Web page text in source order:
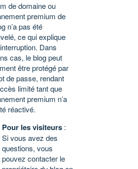
de domaine ou
premium de
n’a pas été
ce qui explique
Dans
cas, le blog peut
être protégé par
de passe, rendant
limité tant que
premium n’a
réactivé.
Pour les visiteurs :
Si vous avez des
questions, vous
pouvez contacter le